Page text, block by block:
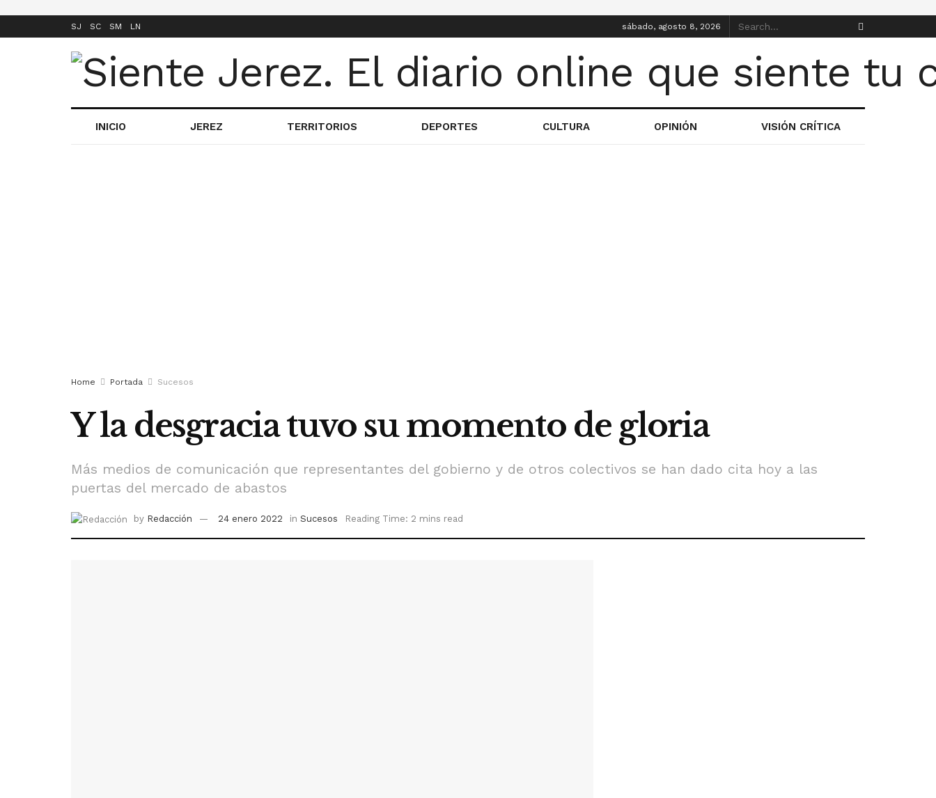
SJ SC SM LN sábado, agosto 8, 2026
INICIO JEREZ TERRITORIOS DEPORTES CULTURA OPINIÓN VISIÓN CRÍTICA
Home Portada Sucesos
Y la desgracia tuvo su momento de gloria
Más medios de comunicación que representantes del gobierno y de otros colectivos se han dado cita hoy a las
puertas del mercado de abastos
by Redacción 24 enero 2022 in Sucesos Reading Time: 2 mins read